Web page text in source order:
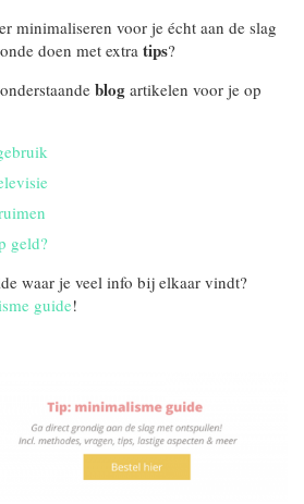
minimaliseren voor je écht aan de slag
doen met extra tips?
blog artikelen voor je op
geld?
waar je veel info bij elkaar vindt?
guide!